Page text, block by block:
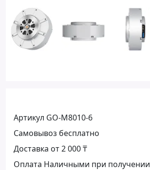
Артикул GO-M8010-6
Самовывоз бесплатно
Доставка от 2 000 ₸
Оплата Наличными при получении